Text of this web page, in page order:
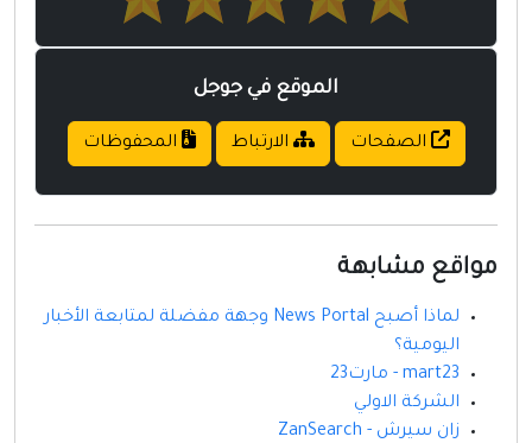
الموقع في جوجل
الصفحات الارتباط المحفوظات
مواقع مشابهة
لماذا أصبح News Portal وجهة مفضلة لمتابعة الأخبار
اليومية؟
mart23 - مارت23
الشركة الاولي
زان سيرش - ZanSearch